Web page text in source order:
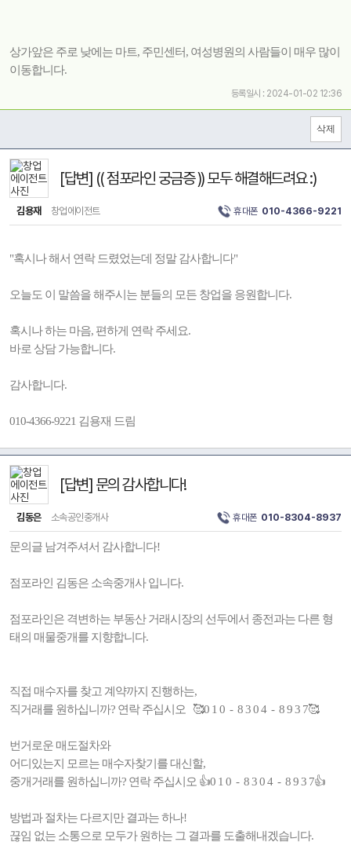
상가앞은 주로 낮에는 마트, 주민센터, 여성병원의 사람들이 매우 많이
이동합니다.
등록일시 : 2024-01-02 12:36
[답변] (( 점포라인 궁금증 )) 모두 해결해드려요 :)
김용재 창업에이전트 휴대폰 010-4366-9221
"혹시나 해서 연락 드렸었는데 정말 감사합니다"
오늘도 이 말씀을 해주시는 분들의 모든 창업을 응원합니다.
혹시나 하는 마음, 편하게 연락 주세요.
바로 상담 가능합니다.
감사합니다.
010-4366-9221 김용재 드림
[답변] 문의 감사합니다!
김동은 소속공인중개사 휴대폰 010-8304-8937
문의글 남겨주셔서 감사합니다!
점포라인 김동은 소속중개사 입니다.
점포라인은 격변하는 부동산 거래시장의 선두에서 종전과는 다른 형
태의 매물중개를 지향합니다.
직접 매수자를 찾고 계약까지 진행하는,
직거래를 원하십니까? 연락 주십시오 🥰0 1 0 - 8 3 0 4 - 8 9 3 7🥰
번거로운 매도절차와
어디있는지 모르는 매수자찾기를 대신할,
중개거래를 원하십니까? 연락 주십시오 👍0 1 0 - 8 3 0 4 - 8 9 3 7👍
방법과 절차는 다르지만 결과는 하나!
끊임 없는 소통으로 모두가 원하는 그 결과를 도출해내겠습니다.